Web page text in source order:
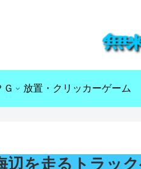
Ｇ 放置・クリッカーゲーム
を走るトラック